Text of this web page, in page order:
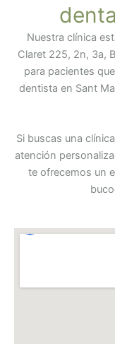
Nuestra clínica
Claret 225, 2n, 3a,
para pacientes
dentista en Sant
Si buscas una
atención
te ofrecemos un